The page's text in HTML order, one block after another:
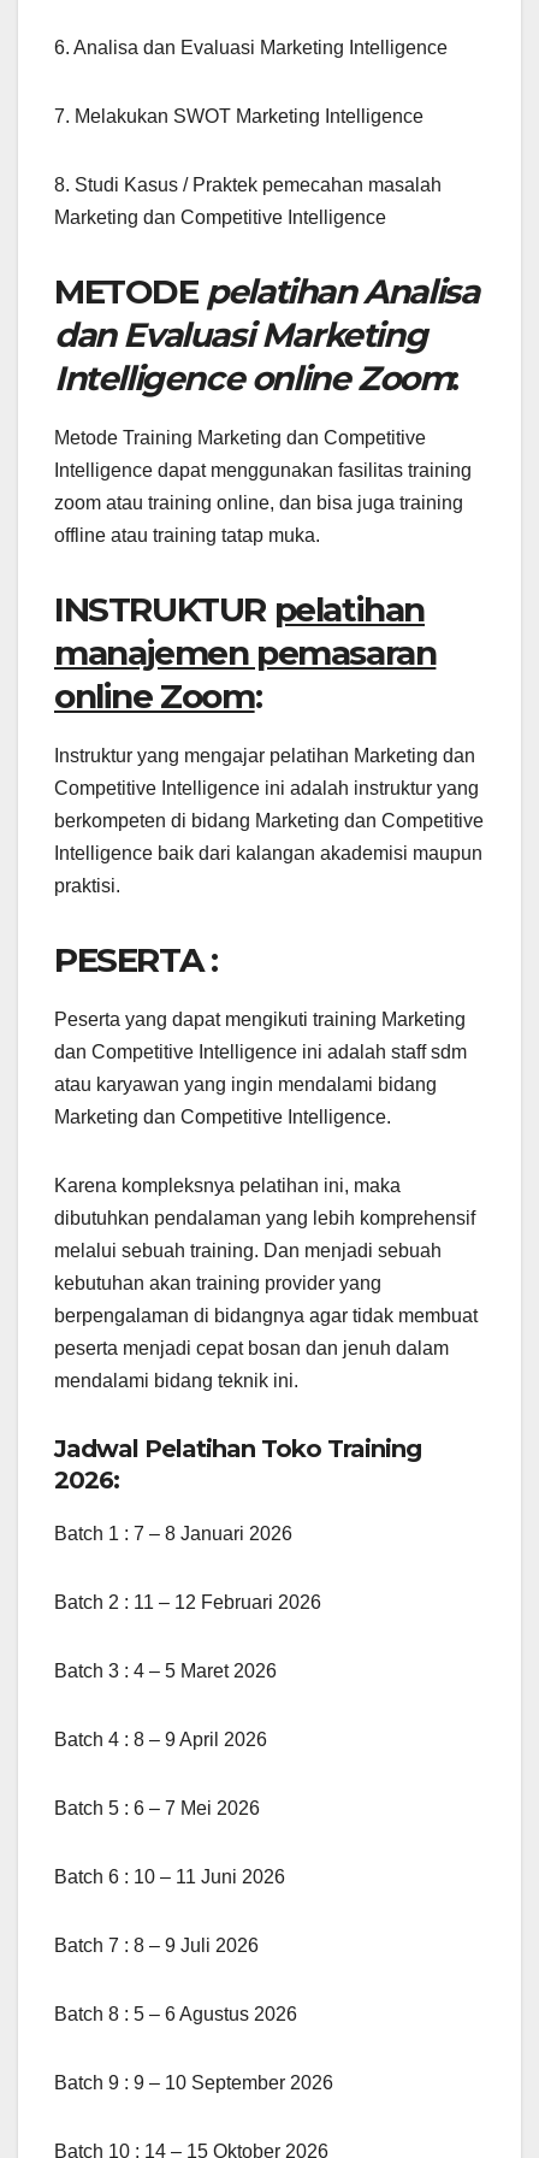
6. Analisa dan Evaluasi Marketing Intelligence
7. Melakukan SWOT Marketing Intelligence
8. Studi Kasus / Praktek pemecahan masalah
Marketing dan Competitive Intelligence
METODE pelatihan Analisa
dan Evaluasi Marketing
Intelligence online Zoom:
Metode Training Marketing dan Competitive
Intelligence dapat menggunakan fasilitas training
zoom atau training online, dan bisa juga training
offline atau training tatap muka.
INSTRUKTUR pelatihan
manajemen pemasaran
online Zoom:
Instruktur yang mengajar pelatihan Marketing dan
Competitive Intelligence ini adalah instruktur yang
berkompeten di bidang Marketing dan Competitive
Intelligence baik dari kalangan akademisi maupun
praktisi.
PESERTA :
Peserta yang dapat mengikuti training Marketing
dan Competitive Intelligence ini adalah staff sdm
atau karyawan yang ingin mendalami bidang
Marketing dan Competitive Intelligence.
Karena kompleksnya pelatihan ini, maka
dibutuhkan pendalaman yang lebih komprehensif
melalui sebuah training. Dan menjadi sebuah
kebutuhan akan training provider yang
berpengalaman di bidangnya agar tidak membuat
peserta menjadi cepat bosan dan jenuh dalam
mendalami bidang teknik ini.
Jadwal Pelatihan Toko Training
2026:
Batch 1 : 7 – 8 Januari 2026
Batch 2 : 11 – 12 Februari 2026
Batch 3 : 4 – 5 Maret 2026
Batch 4 : 8 – 9 April 2026
Batch 5 : 6 – 7 Mei 2026
Batch 6 : 10 – 11 Juni 2026
Batch 7 : 8 – 9 Juli 2026
Batch 8 : 5 – 6 Agustus 2026
Batch 9 : 9 – 10 September 2026
Batch 10 : 14 – 15 Oktober 2026